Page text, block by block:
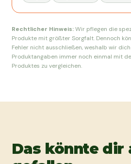
Rechtlicher Hinweis:Wir pflegen die
Produkte mit größter Sorgfalt. Dennoch
Fehler nicht ausschließen, weshalb wir
Produktangaben immer noch einmal mit
Produktes zu vergleichen.
Das könnte dir